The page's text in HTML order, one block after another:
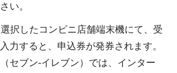
い。
択したコンビニ店舗端末機にて、受
力すると、申込券が発券されます。
セブン-イレブン）では、インター